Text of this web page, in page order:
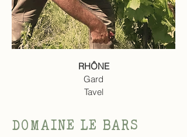
RHÔNE
Gard
Tavel
DOMAINE LE BARS